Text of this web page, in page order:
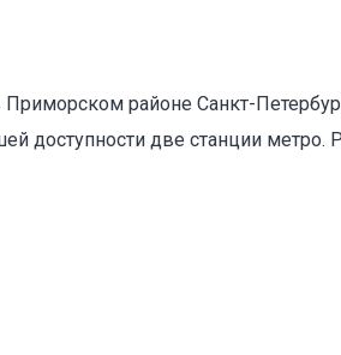
районе Санкт-
доступности две станции